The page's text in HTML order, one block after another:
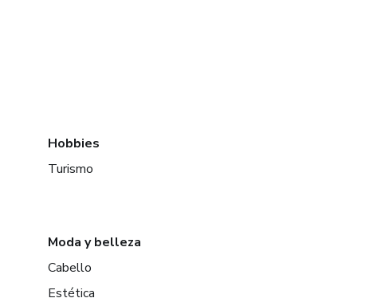
Hobbies
Turismo
Moda y belleza
Cabello
Estética